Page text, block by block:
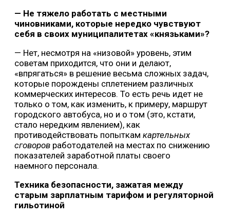
— Не тяжело работать с местными
чиновниками, которые нередко чувствуют
себя в своих муниципалитетах «князьками»?
— Нет, несмотря на «низовой» уровень, этим
советам приходится, что они и делают,
«впрягаться» в решение весьма сложных задач,
которые порождены сплетением различных
коммерческих интересов. То есть речь идет не
только о том, как изменить, к примеру, маршрут
городского автобуса, но и о том (это, кстати,
стало нередким явлением), как
противодействовать попыткам картельных
сговоров работодателей на местах по снижению
показателей заработной платы своего
наемного персонала.
Техника безопасности, зажатая между
старым зарплатным тарифом и регуляторной
гильотиной